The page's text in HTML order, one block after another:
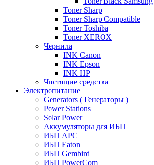
Toner Sharp
Toner Sharp Compatible
Toner Toshiba
Toner XEROX
Чернила
INK Canon
INK Epson
INK HP
Чистящие средства
Электропитание
Generators ( Генераторы )
Power Stations
Solar Power
Аккумуляторы для ИБП
ИБП APC
ИБП Eaton
ИБП Gembird
ИБП PowerCom